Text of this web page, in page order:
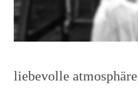
liebevolle atmosphäre